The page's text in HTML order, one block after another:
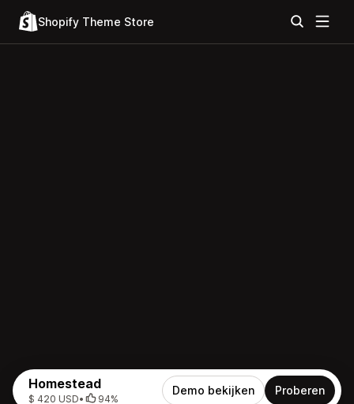
Shopify Theme Store
Homestead
$ 420 USD• 94%
Demo bekijken Proberen